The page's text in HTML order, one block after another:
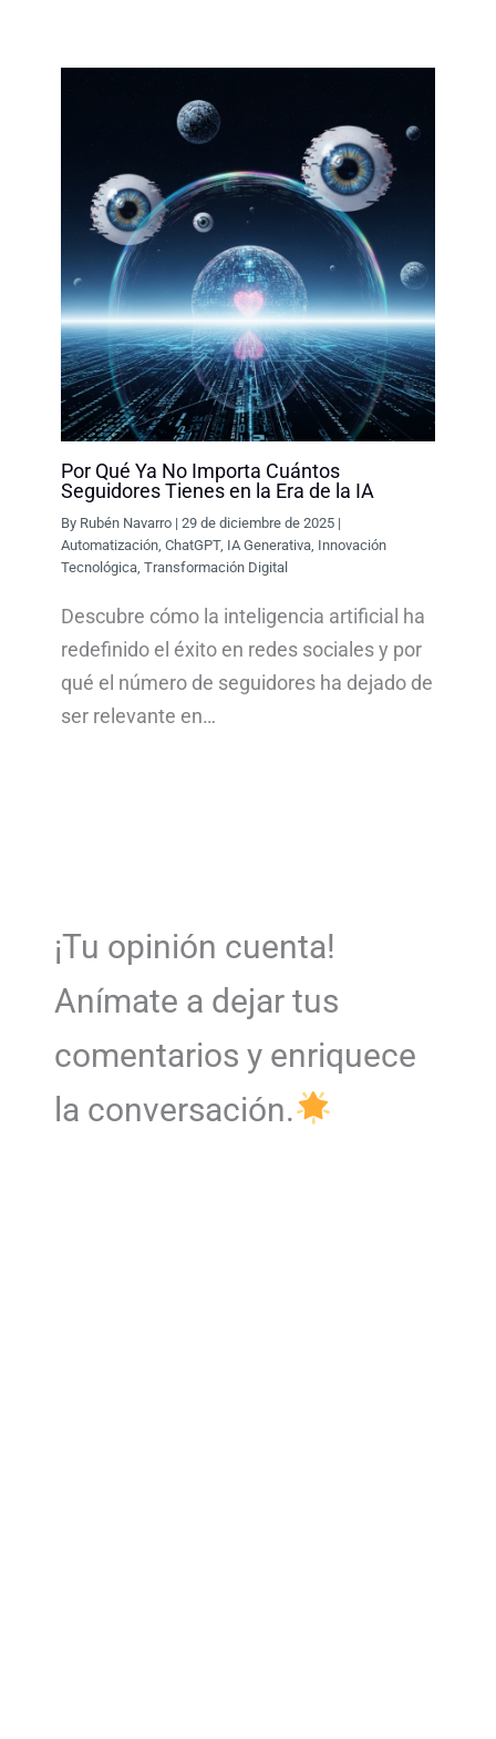
Por Qué Ya No Importa Cuántos
Seguidores Tienes en la Era de la IA
By Rubén Navarro |29 de diciembre de 2025 |
Automatización,ChatGPT, IA Generativa, Innovación
Tecnológica,Transformación Digital
Descubre cómo la inteligencia artificial ha
redefinido el éxito en redes sociales y por
qué el número de seguidores ha dejado de
ser relevante en…
¡Tu opinión cuenta!
Anímate a dejar tus
comentarios y enriquece
la conversación.